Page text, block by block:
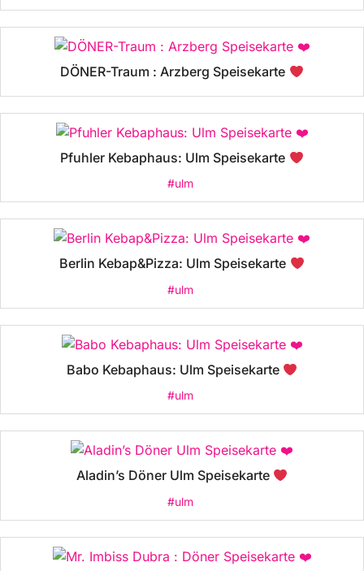
DÖNER-Traum : Arzberg Speisekarte
Pfuhler Kebaphaus: Ulm Speisekarte
#ulm
Berlin Kebap&Pizza: Ulm Speisekarte
#ulm
Babo Kebaphaus: Ulm Speisekarte
#ulm
Aladin’s Döner Ulm Speisekarte
#ulm